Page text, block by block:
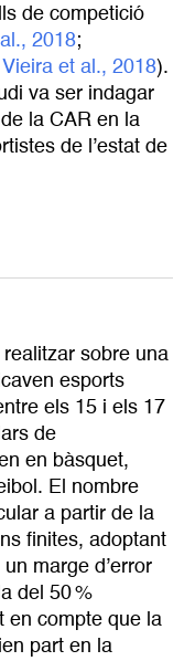
de competició
2018;
Vieira et al., 2018).
va ser indagar
la CAR en la
de l’estat de
sobre una
esports
els 15 i els 17
de
en bàsquet,
El nombre
a partir de la
finites, adoptant
marge d’error
del 50 %
en compte que la
part en la